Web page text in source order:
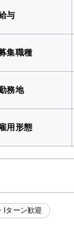
与
集職種
務地
雇用形態
Iターン歓迎